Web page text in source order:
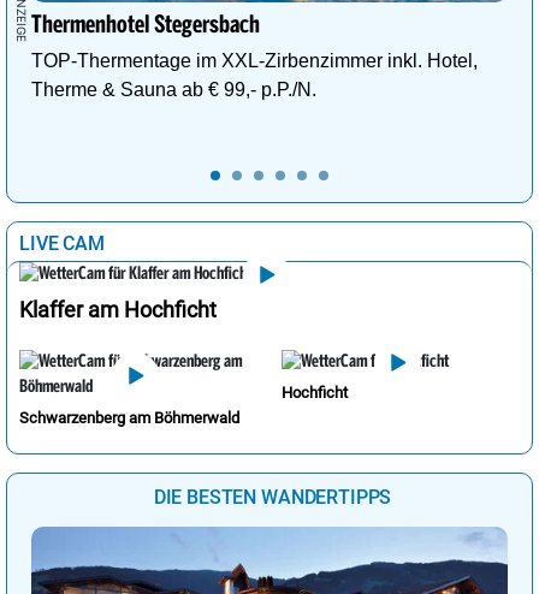
Thermenhotel Stegersbach
TOP-Thermentage im XXL-Zirbenzimmer inkl. Hotel,
Therme & Sauna ab € 99,- p.P./N.
LIVE CAM
Klaffer am Hochficht
Schwarzenberg am Böhmerwald
Hochficht
DIE BESTEN WANDERTIPPS